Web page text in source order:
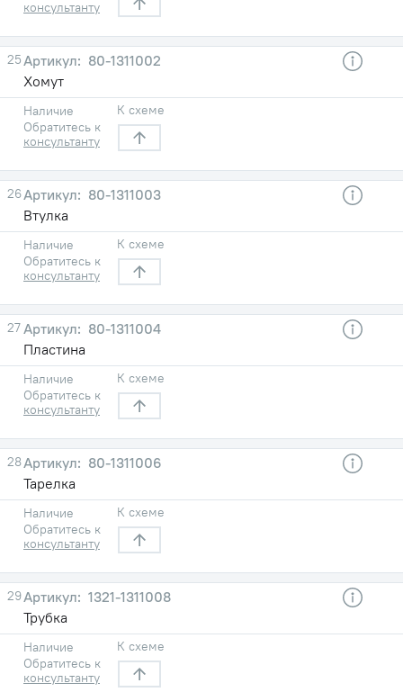
консультанту
25
80-1311002
Хомут
Наличие
Обратитесь к
консультанту
К схеме
26
80-1311003
Втулка
Наличие
Обратитесь к
консультанту
К схеме
27
80-1311004
Пластина
Наличие
Обратитесь к
консультанту
К схеме
28
80-1311006
Тарелка
Наличие
Обратитесь к
консультанту
К схеме
29
1321-1311008
Трубка
Наличие
Обратитесь к
консультанту
К схеме